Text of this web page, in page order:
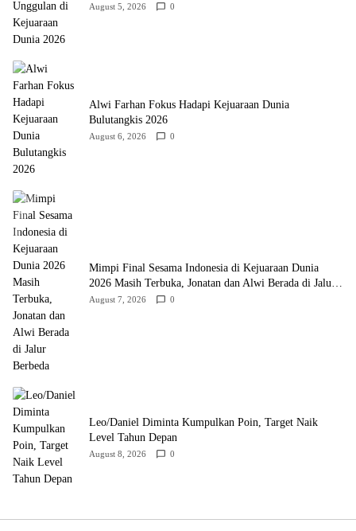
August 5, 2026 0
Alwi Farhan Fokus Hadapi Kejuaraan Dunia
Bulutangkis 2026
August 6, 2026 0
Mimpi Final Sesama Indonesia di Kejuaraan Dunia
2026 Masih Terbuka, Jonatan dan Alwi Berada di Jalur
Berbeda
August 7, 2026 0
Leo/Daniel Diminta Kumpulkan Poin, Target Naik
Level Tahun Depan
August 8, 2026 0